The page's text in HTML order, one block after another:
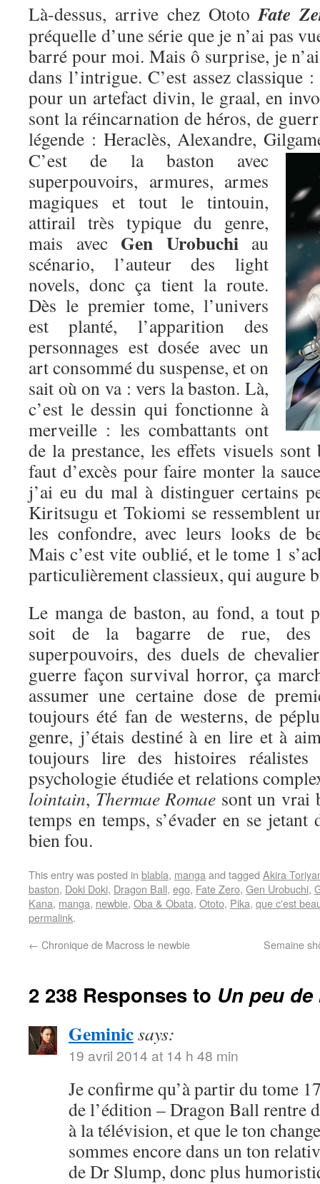
Là-dessus, arrive chez OtotoFate
préquelle d’une série que je n’ai pas
barré pour moi. Mais ô surprise, je
dans l’intrigue. C’est assez classique
pour un artefact divin, le graal, en
sont la réincarnation de héros, de
légende : Heraclès, Alexandre,
C’est de la baston avec
superpouvoirs, armures, armes
magiques et tout le tintouin,
attirail très typique du genre,
mais avec Gen Urobuchiau
scénario, l’auteur des light
novels, donc ça tient la route.
Dès le premier tome, l’univers
est planté, l’apparition des
personnages est dosée avec un
art consommé du suspense, et on
sait où on va : vers la baston. Là,
c’est le dessin qui fonctionne à
merveille : les combattants ont
de la prestance, les effets visuels sont
faut d’excès pour faire monter la
j’ai eu du mal à distinguer certains
Kiritsugu et Tokiomi se ressemblent
les confondre, avec leurs looks de
Mais c’est vite oublié, et le tome 1
particulièrement classieux, qui augure
Le manga de baston, au fond, a tout
soit de la bagarre de rue, des
superpouvoirs, des duels de
guerre façon survival horror, ça
assumer une certaine dose de
toujours été fan de westerns, de
genre, j’étais destiné à en lire et à
toujours lire des histoires
psychologie étudiée et relations
lointain, Thermae Romae sont un vrai
temps en temps, s’évader en se jetant
bien fou.
This entry was posted in blabla, manga and tagged Akira
baston, Doki Doki, Dragon Ball, ego, Fate Zero, Gen Urobuchi,
Kana, manga, newbie, Oba & Obata, Ototo, Pika, que c'est
permalink.
← Chronique de Macross le newbie Semaine
2 238 Responses to Un peu
Geminicsays:
19 avril 2014 at 14 h 48 min
Je confirme qu’à partir du tome
de l’édition – Dragon Ball rentre
à la télévision, et que le ton
sommes encore dans un ton
de Dr Slump, donc plus